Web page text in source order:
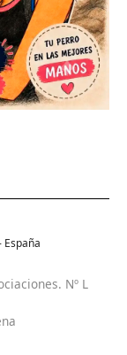
España
Nº L